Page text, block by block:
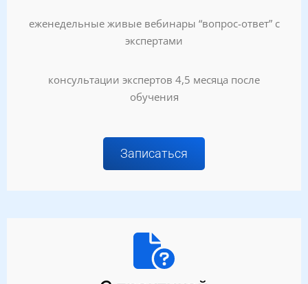
еженедельные живые вебинары “вопрос-ответ” с
экспертами
консультации экспертов 4,5 месяца после
обучения
Записаться